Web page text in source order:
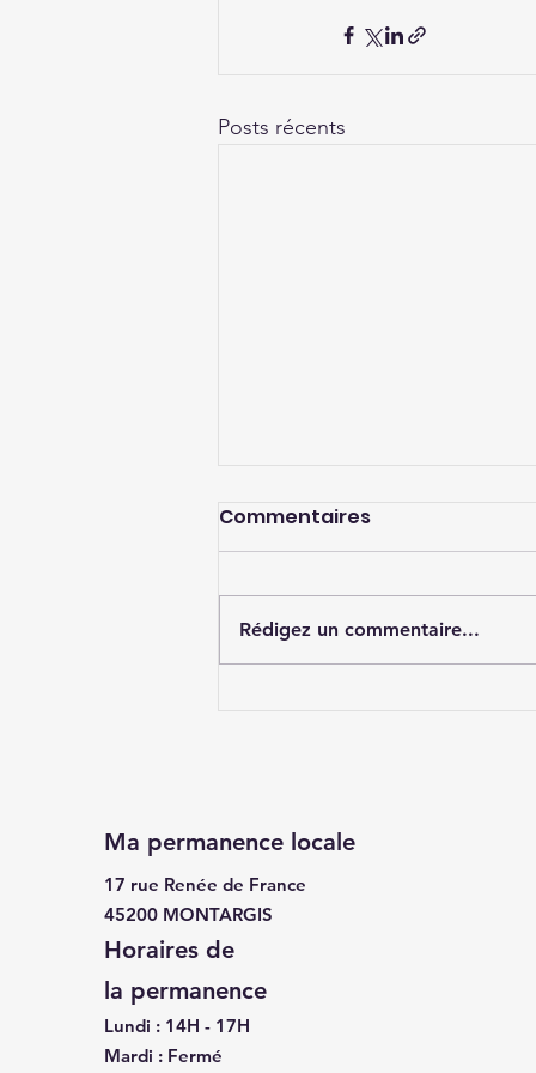
Posts récents
Commentaires
Rédigez un commentaire...
Ma permanence locale
17 rue Renée de France
45200 MONTARGIS
Horaires de
la permanence
Lundi : 14H - 17H
Mardi : Fermé